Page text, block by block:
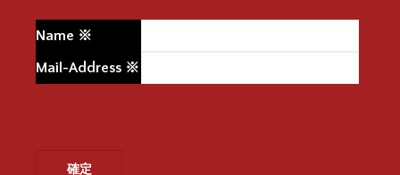
Name ※
Mail-Address ※